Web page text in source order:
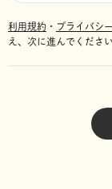
利用規約 ・ プライバシ
え、次に進んでください